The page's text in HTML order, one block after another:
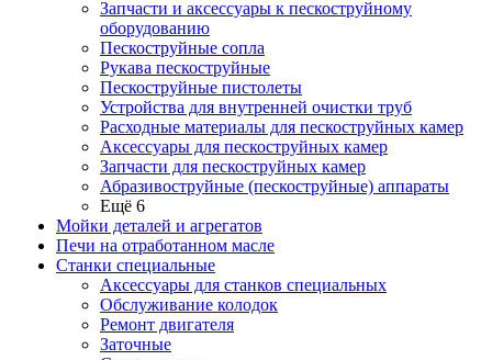
Запчасти и аксессуары к пескоструйному
оборудованию
Пескоструйные сопла
Рукава пескоструйные
Пескоструйные пистолеты
Устройства для внутренней очистки труб
Расходные материалы для пескоструйных камер
Аксессуары для пескоструйных камер
Запчасти для пескоструйных камер
Абразивоструйные (пескоструйные) аппараты
Ещё 6
Мойки деталей и агрегатов
Печи на отработанном масле
Станки специальные
Аксессуары для станков специальных
Обслуживание колодок
Ремонт двигателя
Заточные